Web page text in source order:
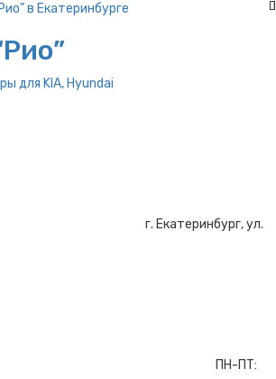
для KIA, Hyundai
г. Екатеринбург, ул.
ПН-ПТ: